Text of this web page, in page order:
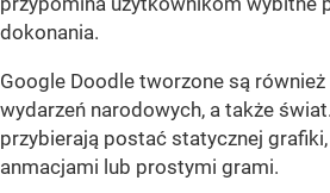
dokonania.
Google Doodle tworzone są
wydarzeń narodowych, a także
przybierają postać statycznej
anmacjami lub prostymi grami.